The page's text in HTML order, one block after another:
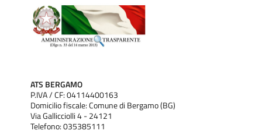
ATS BERGAMO
P.IVA / CF: 04114400163
Domicilio fiscale: Comune di Bergamo (BG)
Via Gallicciolli 4 - 24121
Telefono: 035385111